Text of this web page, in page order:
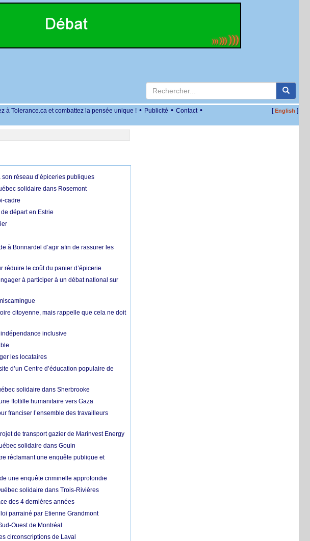
à Tolerance.ca et combattez la pensée unique ! • Publicité • Contact • [English ]
réseau d’épiceries publiques
solidaire dans Rosemont
cadre
départ en Estrie
à Bonnardel d’agir afin de rassurer les
le coût du panier d’épicerie
à participer à un débat national sur
citoyenne, mais rappelle que cela ne doit
inclusive
les locataires
d’un Centre d’éducation populaire de
solidaire dans Sherbrooke
flottille humanitaire vers Gaza
franciser l’ensemble des travailleurs
de transport gazier de Marinvest Energy
solidaire dans Gouin
réclamant une enquête publique et
une enquête criminelle approfondie
solidaire dans Trois-Rivières
des 4 dernières années
parrainé par Etienne Grandmont
Ouest de Montréal
circonscriptions de Laval